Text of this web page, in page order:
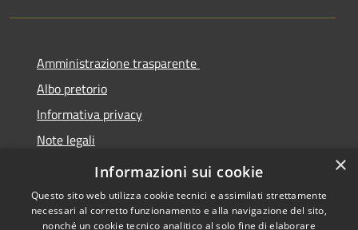
Amministrazione trasparente
Albo pretorio
Informativa privacy
Note legali
Dichiarazione di accessibilità
×
Informazioni sui cookie
Questo sito web utilizza cookie tecnici e assimilati strettamente
necessari al corretto funzionamento e alla navigazione del sito,
nonché un cookie tecnico analitico al solo fine di elaborare